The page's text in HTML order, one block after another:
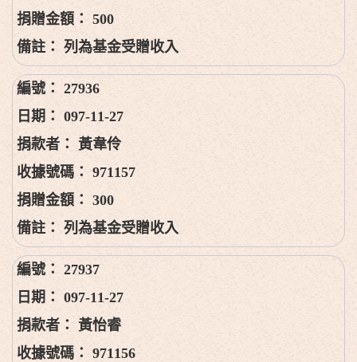
500
列為基金受贈收入
27936
097-11-27
黃韋伶
971157
300
列為基金受贈收入
27937
097-11-27
黃怡睿
971156